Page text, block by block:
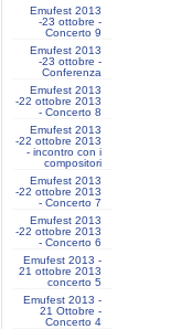
Emufest 2013
-23 ottobre -
Concerto 9
Emufest 2013
-23 ottobre -
Conferenza
Emufest 2013
-22 ottobre 2013
- Concerto 8
Emufest 2013
-22 ottobre 2013
- incontro con i
compositori
Emufest 2013
-22 ottobre 2013
- Concerto 7
Emufest 2013
-22 ottobre 2013
- Concerto 6
Emufest 2013 -
21 ottobre 2013
concerto 5
Emufest 2013 -
21 Ottobre -
Concerto 4